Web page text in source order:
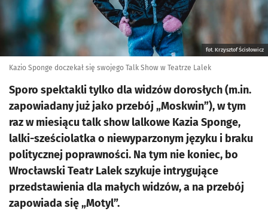
fot. Krzysztof Ścisłowicz
Kazio Sponge doczekał się swojego Talk Show w Teatrze Lalek
Sporo spektakli tylko dla widzów dorosłych (m.in.
zapowiadany już jako przebój „Moskwin”), w tym
raz w miesiącu talk show lalkowe Kazia Sponge,
lalki-sześciolatka o niewyparzonym języku i braku
politycznej poprawności. Na tym nie koniec, bo
Wrocławski Teatr Lalek szykuje intrygujące
przedstawienia dla małych widzów, a na przebój
zapowiada się „Motyl”.